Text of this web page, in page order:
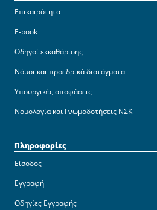
Επικαιρότητα
E-book
Οδηγοί εκκαθάρισης
Νόμοι και προεδρικά διατάγματα
Υπουργικές αποφάσεις
Νομολογία και Γνωμοδοτήσεις ΝΣΚ
Πληροφορίες
Είσοδος
Εγγραφή
Οδηγίες Εγγραφής